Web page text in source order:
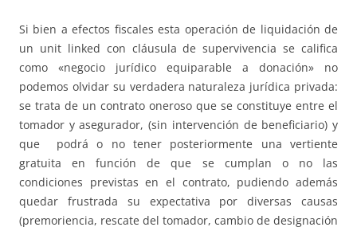
Si bien a efectos fiscales esta operación de liquidación de
un unit linked con cláusula de supervivencia se califica
como «negocio jurídico equiparable a donación» no
podemos olvidar su verdadera naturaleza jurídica privada:
se trata de un contrato oneroso que se constituye entre el
tomador y asegurador, (sin intervención de beneficiario) y
que podrá o no tener posteriormente una vertiente
gratuita en función de que se cumplan o no las
condiciones previstas en el contrato, pudiendo además
quedar frustrada su expectativa por diversas causas
(premoriencia, rescate del tomador, cambio de designación